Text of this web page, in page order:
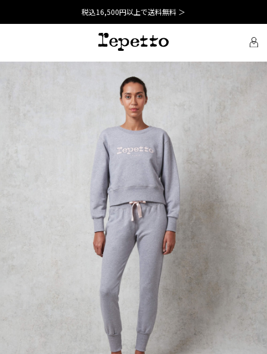
税込16,500円以上で送料無料 ＞